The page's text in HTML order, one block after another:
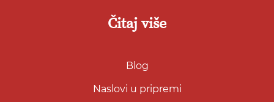
Čitaj više
Blog
Naslovi u pripremi